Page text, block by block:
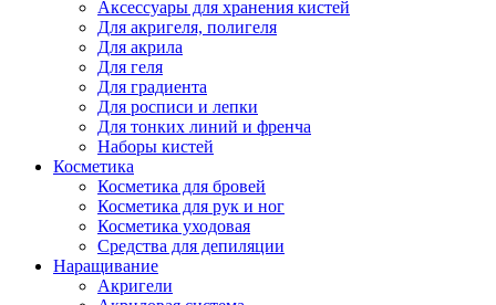
Аксессуары для хранения кистей
Для акригеля, полигеля
Для акрила
Для геля
Для градиента
Для росписи и лепки
Для тонких линий и френча
Наборы кистей
Косметика
Косметика для бровей
Косметика для рук и ног
Косметика уходовая
Средства для депиляции
Наращивание
Акригели